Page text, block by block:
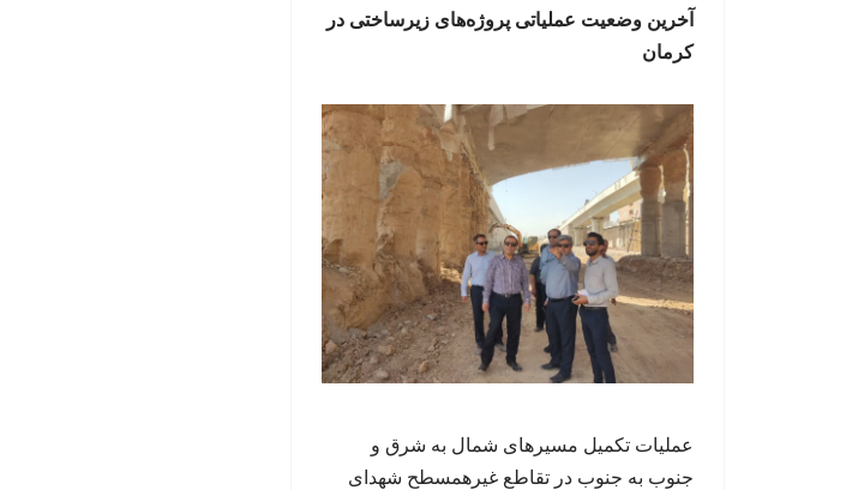
آخرین وضعیت عملیاتی پروژه‌های زیرساختی در
کرمان
عملیات تکمیل مسیرهای شمال به شرق و
جنوب به جنوب در تقاطع غیرهمسطح شهدای